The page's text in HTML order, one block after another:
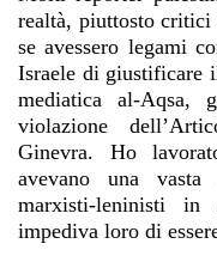
realtà, piuttosto
se avessero legami
Israele di giustificare
mediatica al-Aqsa,
violazione
Ginevra. Ho
avevano una
marxisti-leninisti in
impediva loro di